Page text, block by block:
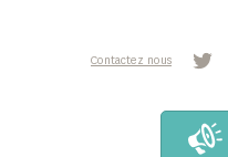
Contactez nous